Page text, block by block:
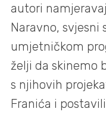
autori
Naravno, svjesni
umjetničkom
želji da skinemo
s njihovih
Franića i